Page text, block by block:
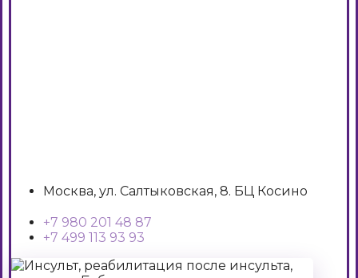
Москва, ул. Салтыковская, 8. БЦ Косино
+7 980 201 48 87
+7 499 113 93 93